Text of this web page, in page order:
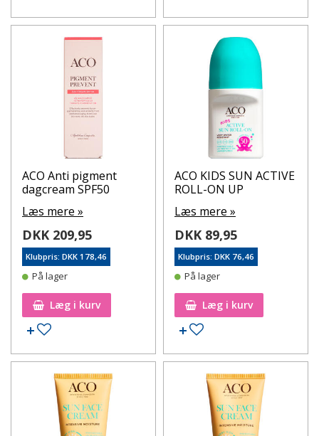
ACO Anti pigment
dagcream SPF50
Læs mere »
DKK 209,95
Klubpris: DKK 178,46
På lager
Læg i kurv
Tilføj til ønskeseddel
ACO KIDS SUN ACTIVE
ROLL-ON UP
Læs mere »
DKK 89,95
Klubpris: DKK 76,46
På lager
Læg i kurv
Tilføj til ønskeseddel